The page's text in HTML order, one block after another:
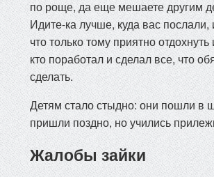
по роще, да еще мешаете другим
Идите-ка лучше, куда вас послали,
что только тому приятно отдохнуть
кто поработал и сделал все, что
сделать.
Детям стало стыдно: они пошли в
пришли поздно, но учились
Жалобы зайки